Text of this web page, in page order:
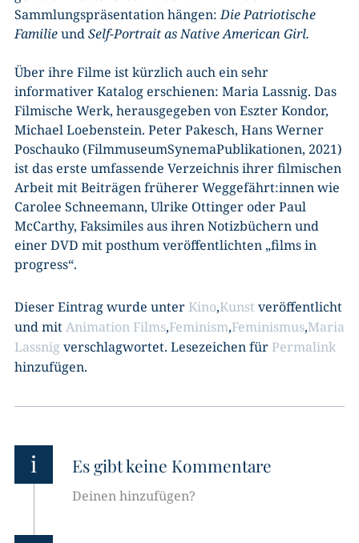
Sammlungspräsentation hängen:Die Patriotische
FamilieundSelf-Portrait as Native American Girl.
Über ihre Filme ist kürzlich auch ein sehr
informativer Katalog erschienen: Maria Lassnig. Das
Filmische Werk, herausgegeben von Eszter Kondor,
Michael Loebenstein. Peter Pakesch, Hans Werner
Poschauko (FilmmuseumSynemaPublikationen, 2021)
ist das erste umfassende Verzeichnis ihrer filmischen
Arbeit mit Beiträgen früherer Weggefährt:innen wie
Carolee Schneemann, Ulrike Ottinger oder Paul
McCarthy, Faksimiles aus ihren Notizbüchern und
einer DVD mit posthum veröffentlichten „films in
progress“.
Dieser Eintrag wurde unter Kino,Kunst veröffentlicht
und mitAnimation Films,Feminism,Feminismus,Maria
Lassnig verschlagwortet. Lesezeichen für Permalink
hinzufügen.
i Es gibt keine Kommentare
Deinen hinzufügen?